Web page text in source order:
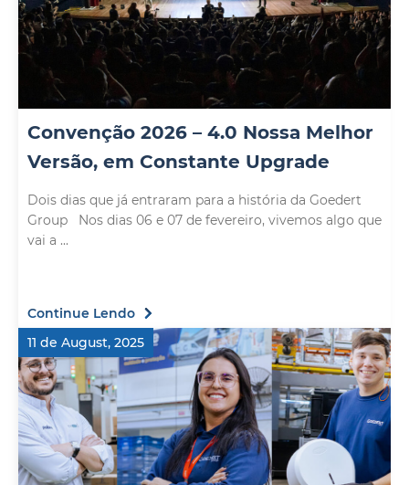
Convenção 2026 – 4.0 Nossa Melhor
Versão, em Constante Upgrade
Dois dias que já entraram para a história da Goedert
Group Nos dias 06 e 07 de fevereiro, vivemos algo que
vai a ...
Continue Lendo
11 de August, 2025